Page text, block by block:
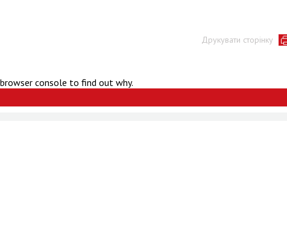
Друкувати сторінку
console to find out why.